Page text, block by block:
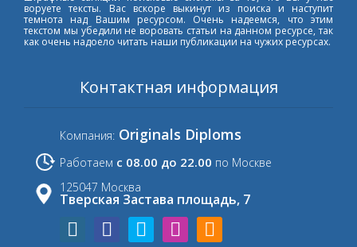
воруете тексты. Вас вскоре выкинут из поиска и наступит
темнота над Вашим ресурсом. Очень надеемся, что этим
текстом мы убедили не воровать статьи на данном ресурсе, так
как очень надоело читать наши публикации на чужих ресурсах.
Контактная информация
Компания: Originals Diploms
Работаем с 08.00 до 22.00 по Москве
125047 Москва
Тверская Застава площадь, 7